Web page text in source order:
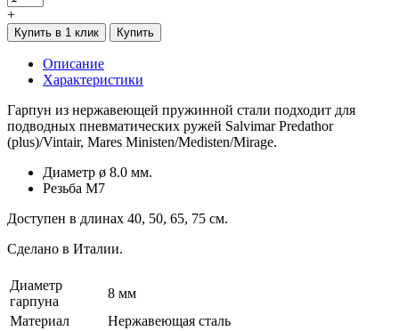
+
Купить в 1 клик Купить
Описание
Характеристики
Гарпун из нержавеющей пружинной стали подходит для
подводных пневматических ружей Salvimar Predathor
(plus)/Vintair, Mares Ministen/Medisten/Mirage.
Диаметр ø 8.0 мм.
Резьба М7
Доступен в длинах 40, 50, 65, 75 см.
Сделано в Италии.
Диаметр
гарпуна
8 мм
Материал
Нержавеющая сталь